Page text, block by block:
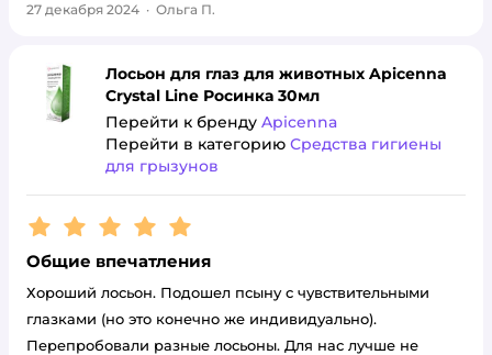
27 декабря 2024 · Ольга П.
Лосьон для глаз для животных Apicenna
Crystal Line Росинка 30мл
Перейти к бренду Apicenna
Перейти в категорию Средства гигиены
для грызунов
Рейтинг:5
Общие впечатления
Хороший лосьон. Подошел псыну с чувствительными
глазками (но это конечно же индивидуально).
Перепробовали разные лосьоны. Для нас лучше не